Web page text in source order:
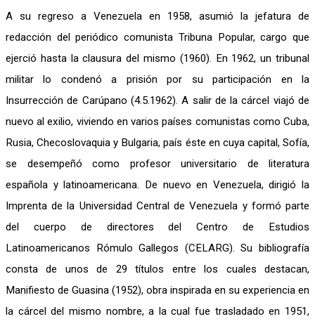
A su regreso a Venezuela en 1958, asumió la jefatura de
redacción del periódico comunista Tribuna Popular, cargo que
ejerció hasta la clausura del mismo (1960). En 1962, un tribunal
militar lo condenó a prisión por su participación en la
Insurrección de Carúpano (4.5.1962). A salir de la cárcel viajó de
nuevo al exilio, viviendo en varios países comunistas como Cuba,
Rusia, Checoslovaquia y Bulgaria, país éste en cuya capital, Sofía,
se desempeñó como profesor universitario de literatura
española y latinoamericana. De nuevo en Venezuela, dirigió la
Imprenta de la Universidad Central de Venezuela y formó parte
del cuerpo de directores del Centro de Estudios
Latinoamericanos Rómulo Gallegos (CELARG). Su bibliografía
consta de unos de 29 títulos entre los cuales destacan,
Manifiesto de Guasina (1952), obra inspirada en su experiencia en
la cárcel del mismo nombre, a la cual fue trasladado en 1951,